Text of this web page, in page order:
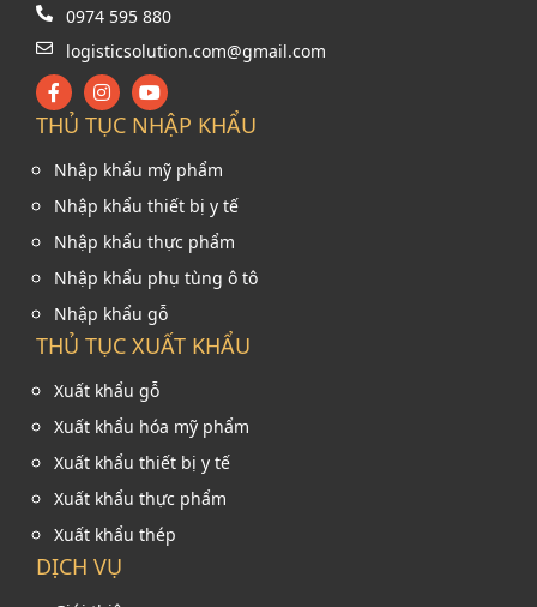
0974 595 880
logisticsolution.com@gmail.com
THỦ TỤC NHẬP KHẨU
Nhập khẩu mỹ phẩm
Nhập khẩu thiết bị y tế
Nhập khẩu thực phẩm
Nhập khẩu phụ tùng ô tô
Nhập khẩu gỗ
THỦ TỤC XUẤT KHẨU
Xuất khẩu gỗ
Xuất khẩu hóa mỹ phẩm
Xuất khẩu thiết bị y tế
Xuất khẩu thực phẩm
Xuất khẩu thép
DỊCH VỤ